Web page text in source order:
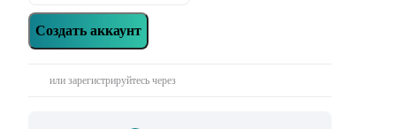
Создать аккаунт
или зарегистрируйтесь через